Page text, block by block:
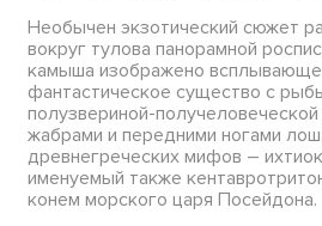
Необычен экзотический сюжет
вокруг тулова панорамной
камыша изображено
фантастическое существо с
полузвериной-
жабрами и передними ногами
древнегреческих мифов –
именуемый также
конем морского царя Посейдона.